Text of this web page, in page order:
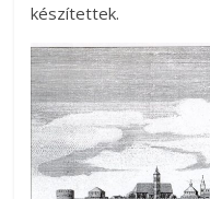
készítettek.